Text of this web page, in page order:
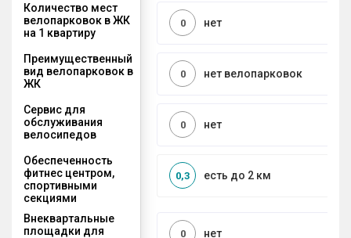
Количество мест
велопарковок в ЖК
на 1 квартиру
нет
0
Преимущественный
вид велопарковок в
ЖК
нет велопарковок
0
Сервис для
обслуживания
велосипедов
нет
0
Обеспеченность
фитнес центром,
спортивными
секциями
есть до 2 км
0,3
Внеквартальные
площадки для
нет
0